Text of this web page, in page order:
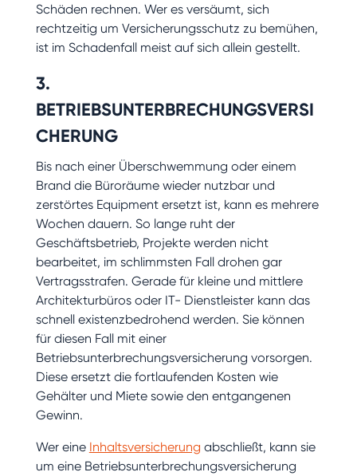
Schäden rechnen. Wer es versäumt, sich
rechtzeitig um Versicherungsschutz zu bemühen,
ist im Schadenfall meist auf sich allein gestellt.
3.
BETRIEBSUNTERBRECHUNGSVERSI
CHERUNG
Bis nach einer Überschwemmung oder einem
Brand die Büroräume wieder nutzbar und
zerstörtes Equipment ersetzt ist, kann es mehrere
Wochen dauern. So lange ruht der
Geschäftsbetrieb, Projekte werden nicht
bearbeitet, im schlimmsten Fall drohen gar
Vertragsstrafen. Gerade für kleine und mittlere
Architekturbüros oder IT- Dienstleister kann das
schnell existenzbedrohend werden. Sie können
für diesen Fall mit einer
Betriebsunterbrechungsversicherung vorsorgen.
Diese ersetzt die fortlaufenden Kosten wie
Gehälter und Miete sowie den entgangenen
Gewinn.
Wer eine Inhaltsversicherung abschließt, kann sie
um eine Betriebsunterbrechungsversicherung